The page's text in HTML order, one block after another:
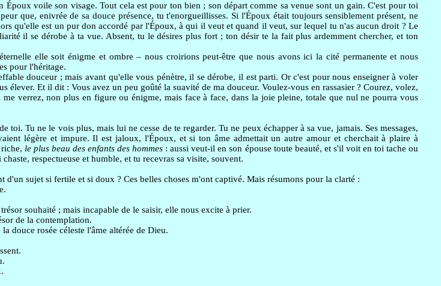
Époux voile son visage. Tout cela est pour ton bien ; son départ comme sa venue sont un gain. C'est pour toi
que, enivrée de sa douce présence, tu t'enorgueillisses. Si l'Époux était toujours sensiblement présent, ne
qu'elle est un pur don accordé par l'Époux, à qui il veut et quand il veut, sur lequel tu n'as aucun droit ? Le
il se dérobe à ta vue. Absent, tu le désires plus fort ; ton désir te la fait plus ardemment chercher, et ton
elle soit énigme et ombre – nous croirions peut-être que nous avons ici la cité permanente et nous
pour l'héritage.
douceur ; mais avant qu'elle vous pénètre, il se dérobe, il est parti. Or c'est pour nous enseigner à voler
Et il dit : Vous avez un peu goûté la suavité de ma douceur. Voulez-vous en rassasier ? Courez, volez,
verrez, non plus en figure ou énigme, mais face à face, dans la joie pleine, totale que nul ne pourra vous
Tu ne le vois plus, mais lui ne cesse de te regarder. Tu ne peux échapper à sa vue, jamais. Ses messages,
légère et impure. Il est jaloux, l'Époux, et si ton âme admettait un autre amour et cherchait à plaire à
le plus beau des enfants des hommes : aussi veut-il en son épouse toute beauté, et s'il voit en toi tache ou
respectueuse et humble, et tu recevras sa visite, souvent.
sujet si fertile et si doux ? Ces belles choses m'ont captivé. Mais résumons pour la clarté :
souhaité ; mais incapable de le saisir, elle nous excite à prier.
de la contemplation.
douce rosée céleste l'âme altérée de Dieu.